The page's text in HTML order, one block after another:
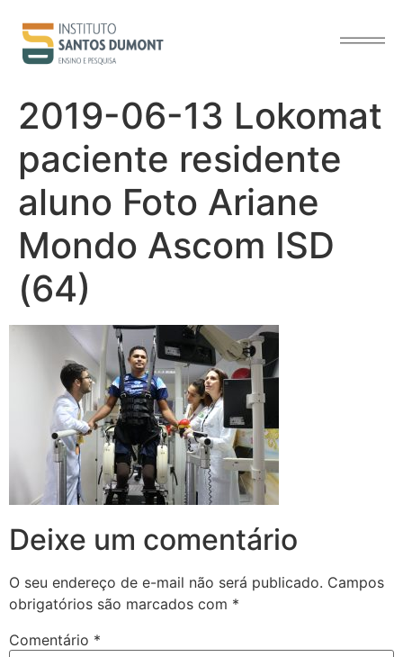
conteúdo
2019-06-13 Lokomat
paciente residente
aluno Foto Ariane
Mondo Ascom ISD
(64)
Deixe um comentário
O seu endereço de e-mail não será publicado. Campos
obrigatórios são marcados com *
Comentário *